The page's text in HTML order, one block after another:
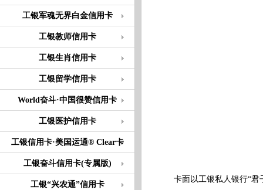
工银军魂无界白金信用卡
工银教师信用卡
工银生肖信用卡
工银留学信用卡
World奋斗·中国很赞信用卡
工银医护信用卡
工银信用卡·美国运通® Clear卡
工银奋斗信用卡(专属版)
工银“兴农通”信用卡
卡面以工银私人银行“君子